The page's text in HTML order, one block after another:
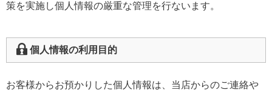
策を実施し個人情報の厳重な管理を行ないます。
個人情報の利用目的
お客様からお預かりした個人情報は、当店からのご連絡や